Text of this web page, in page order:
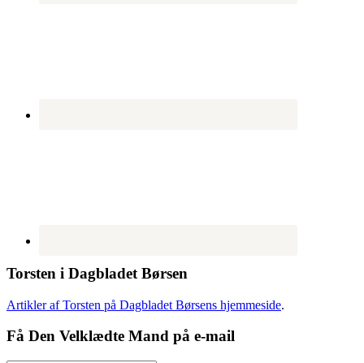
Torsten i Dagbladet Børsen
Artikler af Torsten på Dagbladet Børsens hjemmeside.
Få Den Velklædte Mand på e-mail